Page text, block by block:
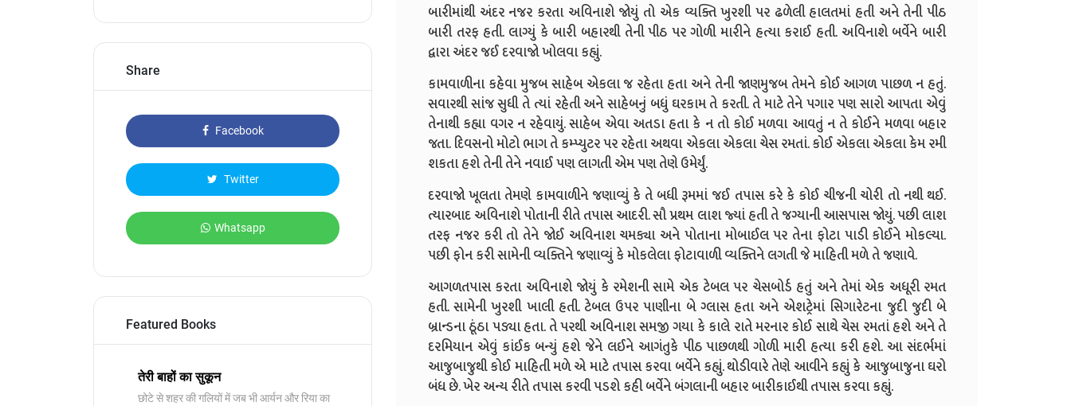
Share
Facebook
Twitter
Whatsapp
Featured Books
तेरी बाहों का सुकून
छोटे से शहर की गलियों में जब भी आर्यन और रिया का
બારીમાંથી અંદર નજર કરતા અવિનાશે જોયું તો એક વ્યક્તિ ખુરશી પર ઢળેલી હાલતમાં હતી અને તેની પીઠ
બારી તરફ હતી. લાગ્યું કે બારી બહારથી તેની પીઠ પર ગોળી મારીને હત્યા કરાઈ હતી. અવિનાશે બર્વેને બારી
દ્વારા અંદર જઈ દરવાજો ખોલવા કહ્યું.
કામવાળીના કહેવા મુજબ સાહેબ એકલા જ રહેતા હતા અને તેની જાણમુજબ તેમને કોઈ આગળ પાછળ ન હતું.
સવારથી સાંજ સુધી તે ત્યાં રહેતી અને સાહેબનું બધું ઘરકામ તે કરતી. તે માટે તેને પગાર પણ સારો આપતા એવું
તેનાથી કહ્યા વગર ન રહેવાયું. સાહેબ એવા અતડા હતા કે ન તો કોઈ મળવા આવતું ન તે કોઈને મળવા બહાર
જતા. દિવસનો મોટો ભાગ તે કમ્પ્યુટર પર રહેતા અથવા એકલા એકલા ચેસ રમતાં. કોઈ એકલા એકલા કેમ રમી
શકતા હશે તેની તેને નવાઈ પણ લાગતી એમ પણ તેણે ઉમેર્યું.
દરવાજો ખૂલતા તેમણે કામવાળીને જણાવ્યું કે તે બધી રૂમમાં જઈ તપાસ કરે કે કોઈ ચીજની ચોરી તો નથી થઈ.
ત્યારબાદ અવિનાશે પોતાની રીતે તપાસ આદરી. સૌ પ્રથમ લાશ જ્યાં હતી તે જગ્યાની આસપાસ જોયું. પછી લાશ
તરફ નજર કરી તો તેને જોઈ અવિનાશ ચમક્યા અને પોતાના મોબાઈલ પર તેના ફોટા પાડી કોઈને મોકલ્યા.
પછી ફોન કરી સામેની વ્યક્તિને જણાવ્યું કે મોકલેલા ફોટાવાળી વ્યક્તિને લગતી જે માહિતી મળે તે જણાવે.
આગળતપાસ કરતા અવિનાશે જોયું કે રમેશની સામે એક ટેબલ પર ચેસબોર્ડ હતું અને તેમાં એક અધૂરી રમત
હતી. સામેની ખુરશી ખાલી હતી. ટેબલ ઉપર પાણીના બે ગ્લાસ હતા અને એશટ્રેમાં સિગારેટના જુદી જુદી બે
બ્રાન્ડના ઠૂંઠા પડ્યા હતા. તે પરથી અવિનાશ સમજી ગયા કે કાલે રાતે મરનાર કોઈ સાથે ચેસ રમતાં હશે અને તે
દરમિયાન એવું કાંઈક બન્યું હશે જેને લઈને આગંતુકે પીઠ પાછળથી ગોળી મારી હત્યા કરી હશે. આ સંદર્ભમાં
આજુબાજુથી કોઈ માહિતી મળે એ માટે તપાસ કરવા બર્વેને કહ્યું. થોડીવારે તેણે આવીને કહ્યું કે આજુબાજુના ઘરો
બંધ છે. ખેર અન્ય રીતે તપાસ કરવી પડશે કહી બર્વેને બંગલાની બહાર બારીકાઈથી તપાસ કરવા કહ્યું.